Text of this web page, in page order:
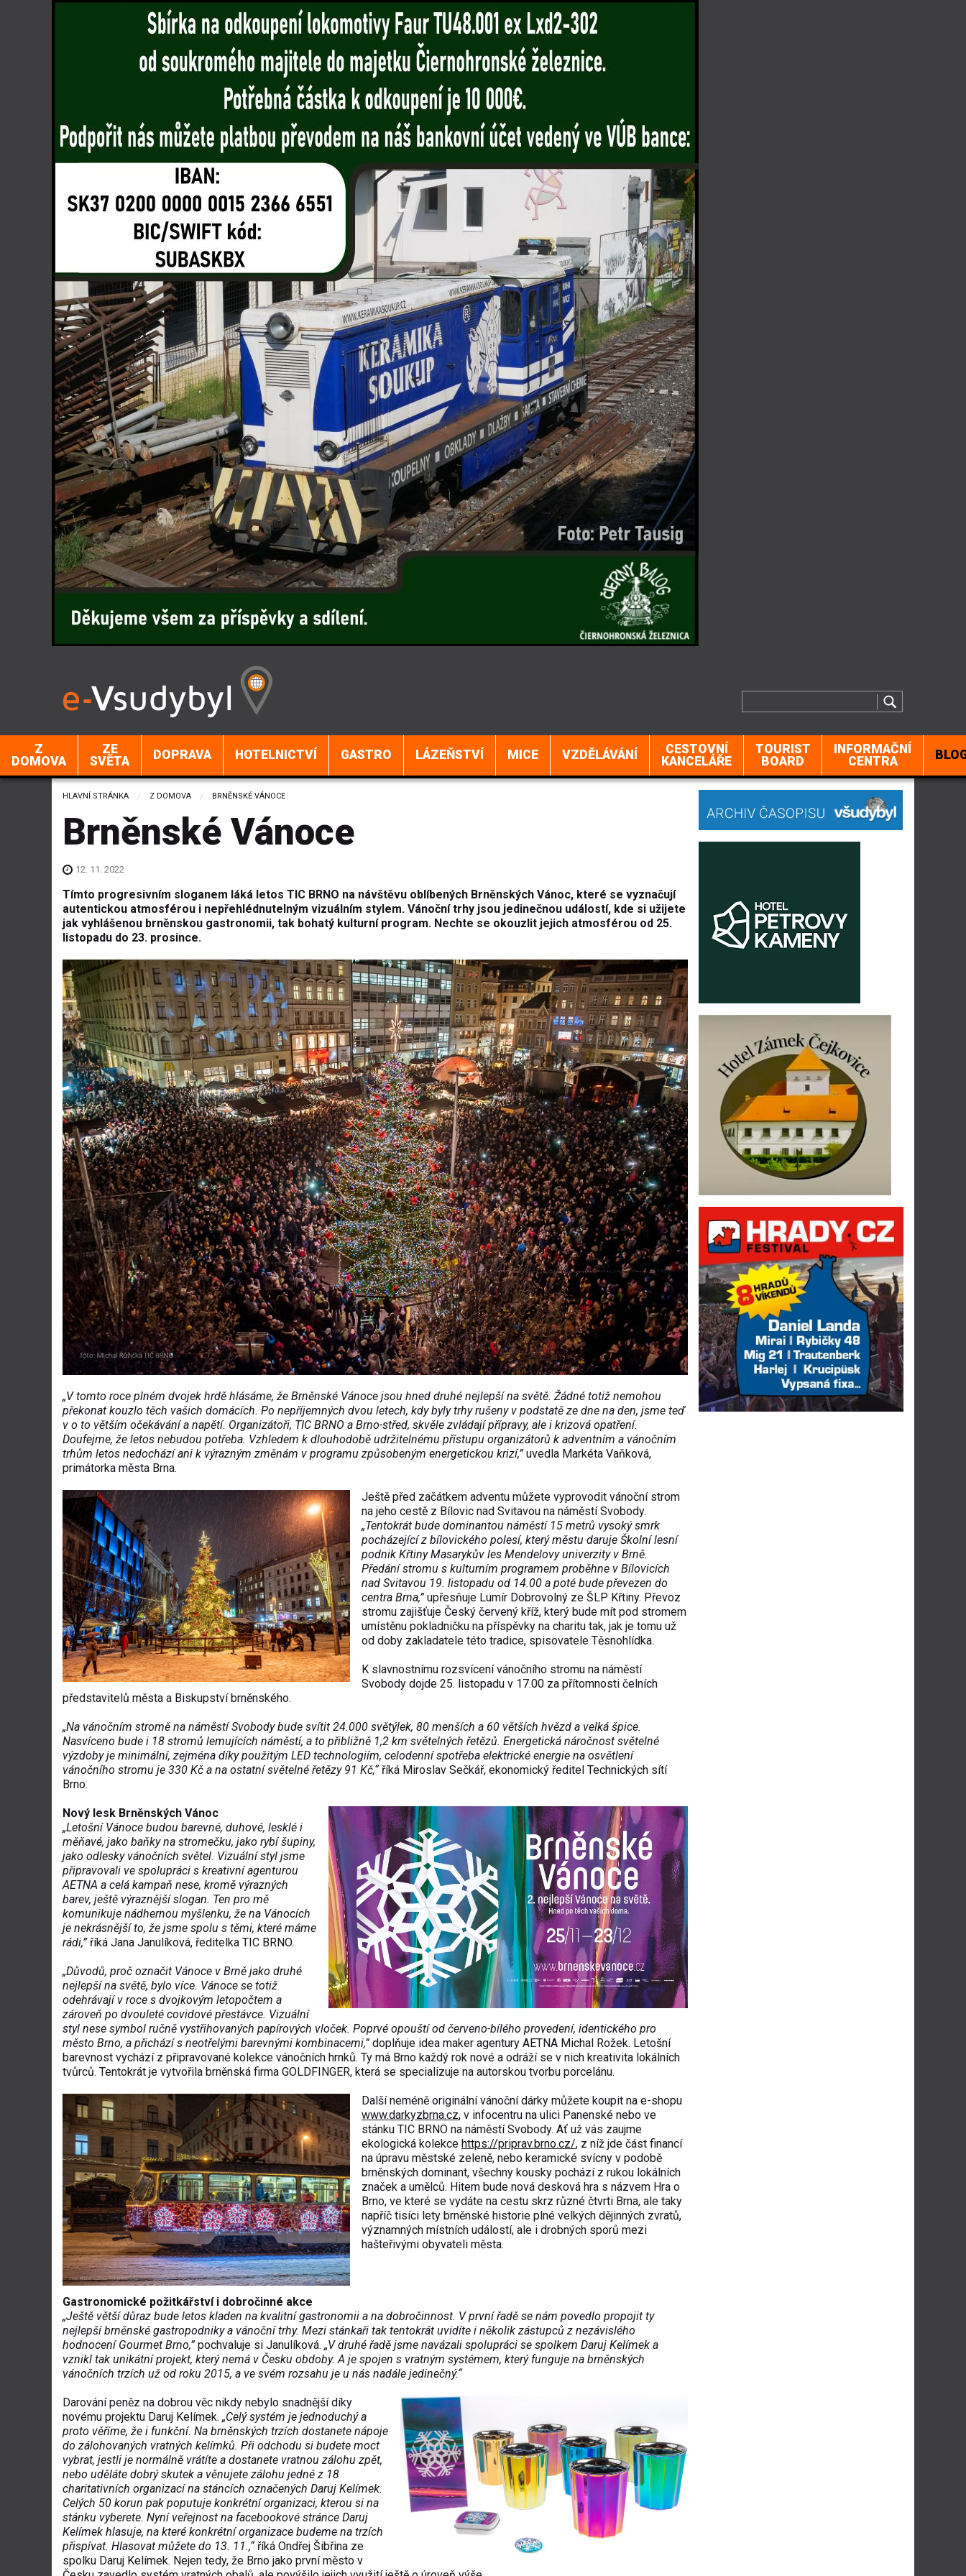
Z
DOMOVA
ZE
SVĚTA
DOPRAVA HOTELNICTVÍ GASTRO LÁZEŇSTVÍ MICE VZDĚLÁVÁNÍ
CESTOVNÍ
KANCELÁŘE
TOURIST
BOARD
INFORMAČNÍ
CENTRA
HLAVNÍ STRÁNKA Z DOMOVA CURRENT:
BRNĚNSKÉ VÁNOCE
Brněnské Vánoce
12. 11. 2022
Tímto progresivním sloganem láká letos TIC BRNO na návštěvu oblíbených Brněnských Vánoc, které se vyznačují
autentickou atmosférou i nepřehlédnutelným vizuálním stylem. Vánoční trhy jsou jedinečnou událostí, kde si užijete
jak vyhlášenou brněnskou gastronomii, tak bohatý kulturní program. Nechte se okouzlit jejich atmosférou od 25.
listopadu do 23. prosince.
„V tomto roce plném dvojek hrdě hlásáme, že Brněnské Vánoce jsou hned druhé nejlepší na světě. Žádné totiž nemohou
překonat kouzlo těch vašich domácích. Po nepříjemných dvou letech, kdy byly trhy rušeny v podstatě ze dne na den, jsme teď
v o to větším očekávání a napětí. Organizátoři, TIC BRNO a Brno-střed, skvěle zvládají přípravy, ale i krizová opatření.
Doufejme, že letos nebudou potřeba. Vzhledem k dlouhodobě udržitelnému přístupu organizátorů k adventním a vánočním
trhům letos nedochází ani k výrazným změnám v programu způsobeným energetickou krizí,” uvedla Markéta Vaňková,
primátorka města Brna.
Ještě před začátkem adventu můžete vyprovodit vánoční strom
na jeho cestě z Bílovic nad Svitavou na náměstí Svobody.
„Tentokrát bude dominantou náměstí 15 metrů vysoký smrk
pocházející z bílovického polesí, který městu daruje Školní lesní
podnik Křtiny Masarykův les Mendelovy univerzity v Brně.
Předání stromu s kulturním programem proběhne v Bílovicích
nad Svitavou 19. listopadu od 14.00 a poté bude převezen do
centra Brna,” upřesňuje Lumír Dobrovolný ze ŠLP Křtiny. Převoz
stromu zajišťuje Český červený kříž, který bude mít pod stromem
umístěnu pokladničku na příspěvky na charitu tak, jak je tomu už
od doby zakladatele této tradice, spisovatele Těsnohlídka.
K slavnostnímu rozsvícení vánočního stromu na náměstí
Svobody dojde 25. listopadu v 17.00 za přítomnosti čelních
představitelů města a Biskupství brněnského.
„Na vánočním stromě na náměstí Svobody bude svítit 24.000 světýlek, 80 menších a 60 větších hvězd a velká špice.
Nasvíceno bude i 18 stromů lemujících náměstí, a to přibližně 1,2 km světelných řetězů. Energetická náročnost světelné
výzdoby je minimální, zejména díky použitým LED technologiím, celodenní spotřeba elektrické energie na osvětlení
vánočního stromu je 330 Kč a na ostatní světelné řetězy 91 Kč,“říká Miroslav Sečkář, ekonomický ředitel Technických sítí
Brno.
Nový lesk Brněnských Vánoc
„Letošní Vánoce budou barevné, duhové, lesklé i
měňavé, jako baňky na stromečku, jako rybí šupiny,
jako odlesky vánočních světel. Vizuální styl jsme
připravovali ve spolupráci s kreativní agenturou
AETNA a celá kampaň nese, kromě výrazných
barev, ještě výraznější slogan. Ten pro mě
komunikuje nádhernou myšlenku, že na Vánocích
je nekrásnější to, že jsme spolu s těmi, které máme
rádi,” říká Jana Janulíková, ředitelka TIC BRNO.
„Důvodů, proč označit Vánoce v Brně jako druhé
nejlepší na světě, bylo více. Vánoce se totiž
odehrávají v roce s dvojkovým letopočtem a
zároveň po dvouleté covidové přestávce. Vizuální
styl nese symbol ručně vystřihovaných papírových vloček. Poprvé opouští od červeno-bílého provedení, identického pro
město Brno, a přichází s neotřelými barevnými kombinacemi,” doplňuje idea maker agentury AETNA Michal Rožek. Letošní
barevnost vychází z připravované kolekce vánočních hrnků. Ty má Brno každý rok nové a odráží se v nich kreativita lokálních
tvůrců. Tentokrát je vytvořila brněnská firma GOLDFINGER, která se specializuje na autorskou tvorbu porcelánu.
Další neméně originální vánoční dárky můžete koupit na e-shopu
www.darkyzbrna.cz, v infocentru na ulici Panenské nebo ve
stánku TIC BRNO na náměstí Svobody. Ať už vás zaujme
ekologická kolekce https://priprav.brno.cz/, z níž jde část financí
na úpravu městské zeleně, nebo keramické svícny v podobě
brněnských dominant, všechny kousky pochází z rukou lokálních
značek a umělců. Hitem bude nová desková hra s názvem Hra o
Brno, ve které se vydáte na cestu skrz různé čtvrti Brna, ale taky
napříč tisíci lety brněnské historie plné velkých dějinných zvratů,
významných místních událostí, ale i drobných sporů mezi
hašteřivými obyvateli města.
Gastronomické požitkářství i dobročinné akce
„Ještě větší důraz bude letos kladen na kvalitní gastronomii a na dobročinnost. V první řadě se nám povedlo propojit ty
nejlepší brněnské gastropodniky a vánoční trhy. Mezi stánkaři tak tentokrát uvidíte i několik zástupců z nezávislého
hodnocení Gourmet Brno,” pochvaluje si Janulíková. „V druhé řadě jsme navázali spolupráci se spolkem Daruj Kelímek a
vznikl tak unikátní projekt, který nemá v Česku obdoby. A je spojen s vratným systémem, který funguje na brněnských
vánočních trzích už od roku 2015, a ve svém rozsahu je u nás nadále jedinečný.“
Darování peněz na dobrou věc nikdy nebylo snadnější díky
novému projektu Daruj Kelímek. „Celý systém je jednoduchý a
proto věříme, že i funkční. Na brněnských trzích dostanete nápoje
do zálohovaných vratných kelímků. Při odchodu si budete moct
vybrat, jestli je normálně vrátíte a dostanete vratnou zálohu zpět,
nebo uděláte dobrý skutek a věnujete zálohu jedné z 18
charitativních organizací na stáncích označených Daruj Kelímek.
Celých 50 korun pak poputuje konkrétní organizaci, kterou si na
stánku vyberete. Nyní veřejnost na facebookové stránce Daruj
Kelímek hlasuje, na které konkrétní organizace budeme na trzích
přispívat. Hlasovat můžete do 13. 11.,“říká Ondřej Šibřina ze
spolku Daruj Kelímek. Nejen tedy, že Brno jako první město v